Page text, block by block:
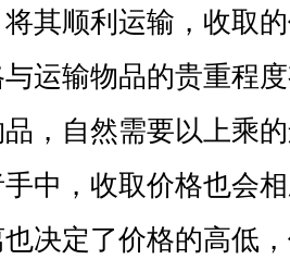
其顺利运输，收取
运输物品的贵重程
，自然需要以上乘
中，收取价格也会
决定了价格的高低